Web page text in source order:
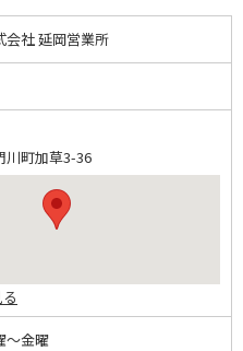
会社 延岡営業所
川町加草3-36
金曜